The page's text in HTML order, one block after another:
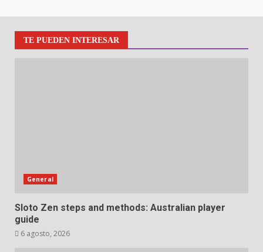
TE PUEDEN INTERESAR
General
Sloto Zen steps and methods: Australian player
guide
6 agosto, 2026